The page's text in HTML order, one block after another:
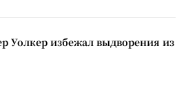
Уолкер избежал выдворения из